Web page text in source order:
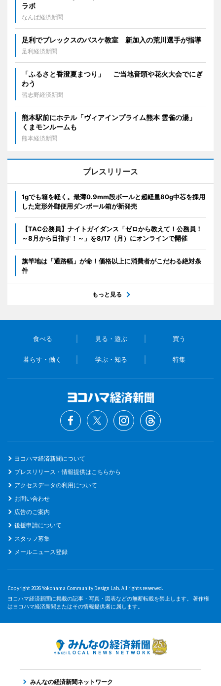
ラボ
なんば経済新聞
足利でブレックスのバスケ教室 新加入の荒川選手が指導
足利経済新聞
「ふるさと香澄夏まつり」 ご当地音頭や花火大会でにぎ
わう
習志野経済新聞
熊本駅前にホテル「ヴィアインプライム熊本 雲雀の湯」
くまモンルームも
熊本経済新聞
プレスリリース
1gでも箱を軽く。最薄0.9mm段ボールと超軽量80g中芯を採用
した定形外郵便用ダンボール箱が新発売
【TAC公務員】ナイトガイダンス「ゼロから教えて！公務員！
～8月から目指す！～」を8/17（月）にオンラインで開催
旗竿地は「通路幅」が命！価格以上に消費者がこだわる絶対条
件
もっと見る
食べる 見る・遊ぶ 買う
暮らす・働く 学ぶ・知る 特集
ヨコハマ経済新聞について
プレスリリース・情報提供はこちらから
アクセスデータの利用について
お問い合わせ
広告のご案内
後援申請について
スタッフ募集
メールニュース登録
Copyright 2026 Yokohama Community Design Lab. All rights reserved.
ヨコハマ経済新聞に掲載の記事・写真・図表などの無断転載を禁止します。 著作権
はヨコハマ経済新聞またはその情報提供者に属します。
みんなの経済新聞ネットワーク